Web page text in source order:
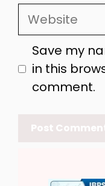
Website
Save my
in this
comment.